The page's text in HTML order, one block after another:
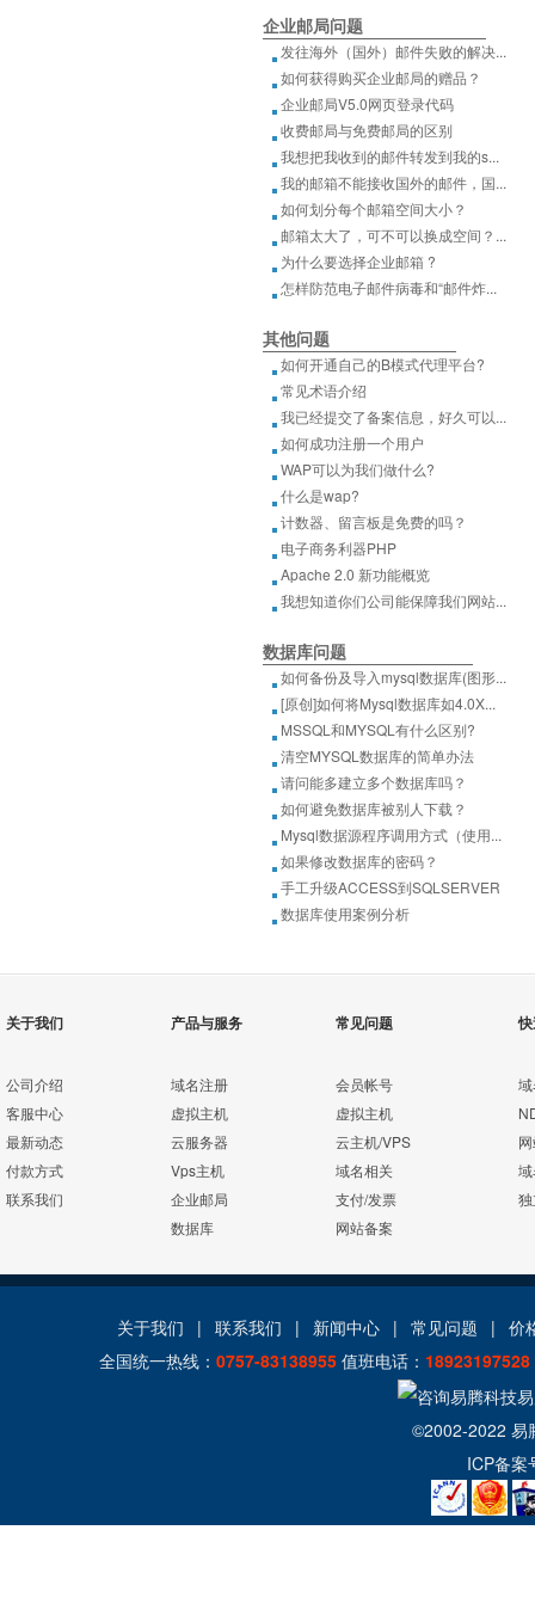
企业邮局问题
发往海外（国外）邮件失败的解决...
如何获得购买企业邮局的赠品？
企业邮局V5.0网页登录代码
收费邮局与免费邮局的区别
我想把我收到的邮件转发到我的s...
我的邮箱不能接收国外的邮件，国...
如何划分每个邮箱空间大小？
邮箱太大了，可不可以换成空间？...
为什么要选择企业邮箱 ?
怎样防范电子邮件病毒和“邮件炸...
其他问题
如何开通自己的B模式代理平台?
常见术语介绍
我已经提交了备案信息，好久可以...
如何成功注册一个用户
WAP可以为我们做什么?
什么是wap?
计数器、留言板是免费的吗？
电子商务利器PHP
Apache 2.0 新功能概览
我想知道你们公司能保障我们网站...
数据库问题
如何备份及导入mysql数据库(图形...
[原创]如何将Mysql数据库如4.0X...
MSSQL和MYSQL有什么区别?
清空MYSQL数据库的简单办法
请问能多建立多个数据库吗？
如何避免数据库被别人下载？
Mysql数据源程序调用方式（使用...
如果修改数据库的密码？
手工升级ACCESS到SQLSERVER
数据库使用案例分析
关于我们
公司介绍
客服中心
最新动态
付款方式
联系我们
产品与服务
域名注册
虚拟主机
云服务器
Vps主机
企业邮局
数据库
常见问题
会员帐号
虚拟主机
云主机/VPS
域名相关
支付/发票
网站备案
关于我们 | 联系我们 | 新闻中心 | 常见问题 | 价
全国统一热线： 0757-83138955值班电话： 18923197528
©2002-2022 易
ICP备案